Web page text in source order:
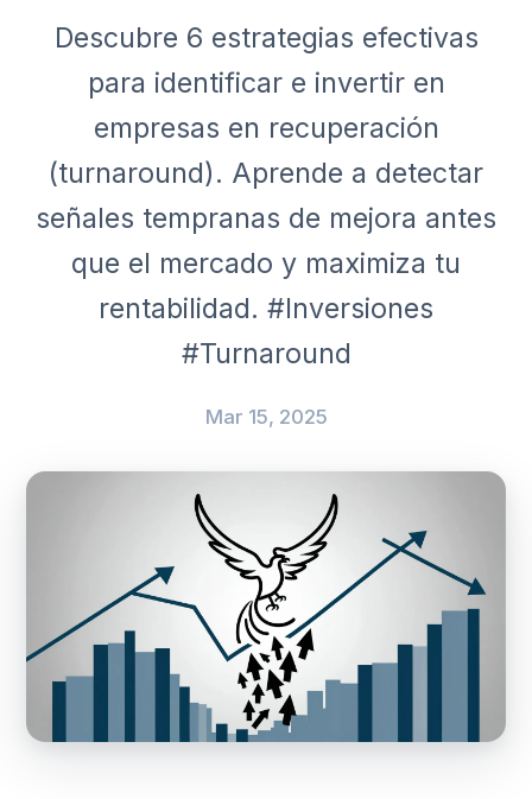
Descubre 6 estrategias efectivas
para identificar e invertir en
empresas en recuperación
(turnaround). Aprende a detectar
señales tempranas de mejora antes
que el mercado y maximiza tu
rentabilidad. #Inversiones
#Turnaround
Mar 15, 2025